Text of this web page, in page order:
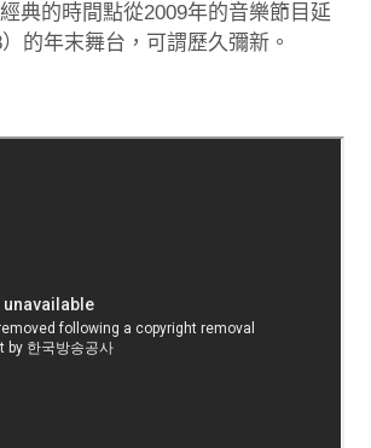
典的時間點從2009年的音樂節目延
的年末舞台，可謂歷久彌新。